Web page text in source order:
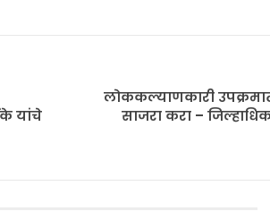
यांचे
लोककल्याणकारी
साजरा करा –